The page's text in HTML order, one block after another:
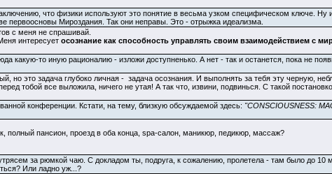
что физики используют это понятие в весьма узком специфическом ключе. Ну
первоосновы Мироздания. Так они неправы. Это - отрыжка идеализма.
с меня не спрашивай.
интересует осознание как способность управлять своим взаимодействием с
какую-то иную рационалию - изложи доступненько. А нет - так и останется, пока не
но это задача глубоко личная - задача осознания. И выполнять за тебя эту черную,
тобой все выложила, ничего не утая! А так что, извини, подвинься. С такой
конференции. Кстати, на тему, близкую обсуждаемой здесь: "CONSCIOUSNESS:
полный пансион, проезд в оба конца, spa-салон, маникюр, педикюр, массаж?
за рюмкой чаю. С докладом ты, подруга, к сожалению, пролетела - там было до 10
Или ладно уж...?